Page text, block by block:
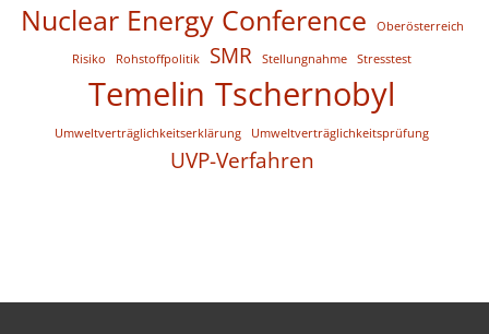
Nuclear Energy Conference Oberösterreich
Risiko Rohstoffpolitik SMR Stellungnahme Stresstest
Temelin Tschernobyl
Umweltverträglichkeitserklärung Umweltverträglichkeitsprüfung
UVP-Verfahren